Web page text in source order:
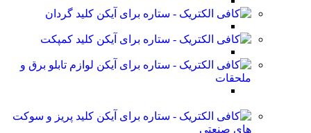
کلید گردان
کلید کمپکت
لوازم تابلو برق و
ملحقات
کلید پریز و سوکت
های صنعتی